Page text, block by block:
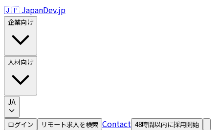
🇯🇵 JapanDev.jp
企業向け
人材向け
JA
ログイン リモート求人を検索 Contact 48時間以内に採用開始